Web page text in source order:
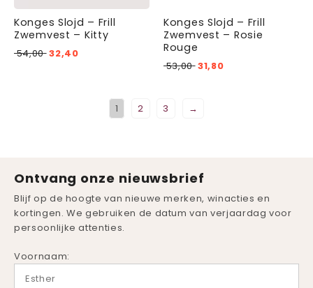
Konges Slojd – Frill
Zwemvest – Kitty
54,0032,40
Konges Slojd – Frill
Zwemvest – Rosie
Rouge
53,0031,80
1 2 3 →
Ontvang onze nieuwsbrief
Blijf op de hoogte van nieuwe merken, winacties en
kortingen. We gebruiken de datum van verjaardag voor
persoonlijke attenties.
Voornaam: